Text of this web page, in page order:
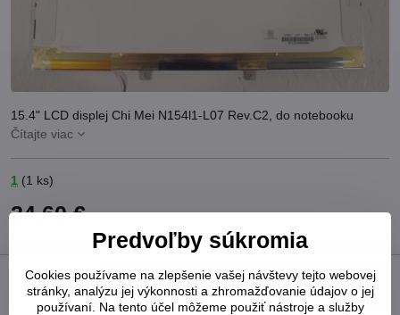
15.4" LCD displej Chi Mei N154l1-L07 Rev.C2, do notebooku
Čítajte viac
1 (1 ks)
24,60 €
Do košíka
Predvoľby súkromia
Cookies používame na zlepšenie vašej návštevy tejto webovej
stránky, analýzu jej výkonnosti a zhromažďovanie údajov o jej
používaní. Na tento účel môžeme použiť nástroje a služby